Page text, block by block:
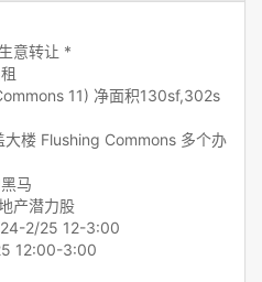
意转让 *
11) 净面积130sf,302s
大楼 Flushing Commons 多个办
马
产潜力股
24-2/25 12-3:00
12:00-3:00